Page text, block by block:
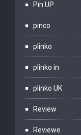
Pin UP
pinco
plinko
plinko in
plinko UK
Review
Reviewe